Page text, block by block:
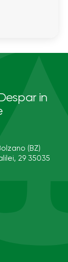
in
(BZ)
29 35035